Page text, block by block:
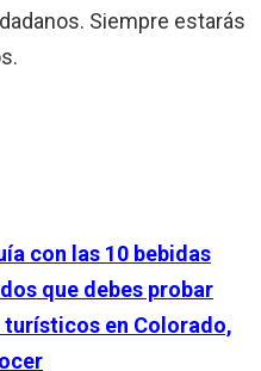
Siempre estarás
con las 10 bebidas
que debes probar
turísticos en Colorado,